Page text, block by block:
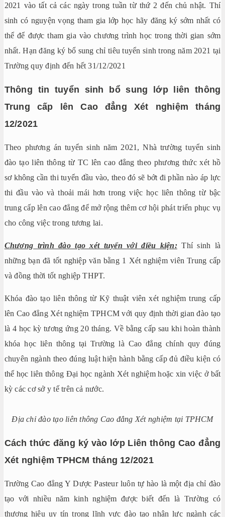
2021 vào tất cả các ngày trong tuần từ thứ 2 đến chủ nhật. Thí
sinh có nguyện vọng tham gia lớp học hãy đăng ký sớm nhất có
thể để được tham gia vào chương trình học trong thời gian sớm
nhất. Hạn đăng ký bổ sung chỉ tiêu tuyển sinh trong năm 2021 tại
Trường quy định đến hết 31/12/2021
Thông tin tuyển sinh bổ sung lớp liên thông
Trung cấp lên Cao đẳng Xét nghiệm tháng
12/2021
Theo phương án tuyển sinh năm 2021, Nhà trường tuyển sinh
đào tạo liên thông từ TC lên cao đẳng theo phương thức xét hồ
sơ không cần thi tuyển đầu vào, theo đó sẽ bớt đi phần nào áp lực
thi đầu vào và thoải mái hơn trong việc học liên thông từ bậc
trung cấp lên cao đẳng để mở rộng thêm cơ hội phát triển phục vụ
cho công việc trong tương lai.
Chương trình đào tạo xét tuyển với điều kiện:Thí sinh là
những bạn đã tốt nghiệp văn bằng 1 Xét nghiệm viên Trung cấp
và đồng thời tốt nghiệp THPT.
Khóa đào tạo liên thông từ Kỹ thuật viên xét nghiệm trung cấp
lên Cao đẳng Xét nghiệm TPHCM với quy định thời gian đào tạo
là 4 học kỳ tương ứng 20 tháng. Về bằng cấp sau khi hoàn thành
khóa học liên thông tại Trường là Cao đẳng chính quy đúng
chuyên ngành theo đúng luật hiện hành bằng cấp đủ điều kiện có
thể học liên thông Đại học ngành Xét nghiệm hoặc xin việc ở bất
kỳ các cơ sở y tế trên cả nước.
Địa chỉ đào tạo liên thông Cao đẳng Xét nghiệm tại TPHCM
Cách thức đăng ký vào lớp Liên thông Cao đẳng
Xét nghiệm TPHCM tháng 12/2021
Trường Cao đẳng Y Dược Pasteur luôn tự hào là một địa chỉ đào
tạo với nhiều năm kinh nghiệm được biết đến là Trường có
thương hiệu uy tín trong lĩnh vực đào tạo nhân lực ngành các